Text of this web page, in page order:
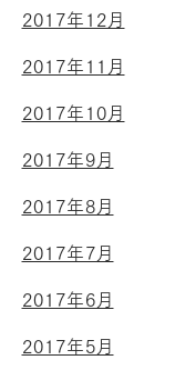
2017年12月
2017年11月
2017年10月
2017年9月
2017年8月
2017年7月
2017年6月
2017年5月